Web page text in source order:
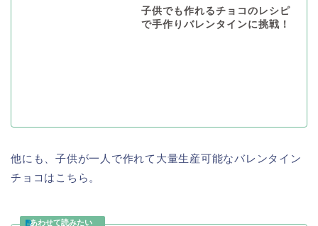
子供でも作れるチョコのレシピ
で手作りバレンタインに挑戦！
他にも、子供が一人で作れて大量生産可能なバレンタイン
チョコはこちら。